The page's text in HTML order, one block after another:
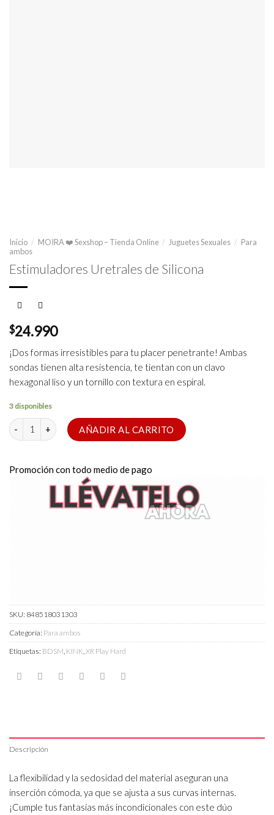
Inicio / MOIRA ❤️ Sexshop – Tienda Online / Juguetes Sexuales / Para
ambos
Estimuladores Uretrales de Silicona
$24.990
¡Dos formas irresistibles para tu placer penetrante! Ambas
sondas tienen alta resistencia, te tientan con un clavo
hexagonal liso y un tornillo con textura en espiral.
3 disponibles
Estimuladores Uretrales de Silicona cantidad
AÑADIR AL CARRITO
Promoción con todo medio de pago
SKU: 848518031303
Categoría: Para ambos
Etiquetas: BDSM, KINK,XR Play Hard
Descripción
La flexibilidad y la sedosidad del material aseguran una
inserción cómoda, ya que se ajusta a sus curvas internas.
¡Cumple tus fantasías más incondicionales con este dúo